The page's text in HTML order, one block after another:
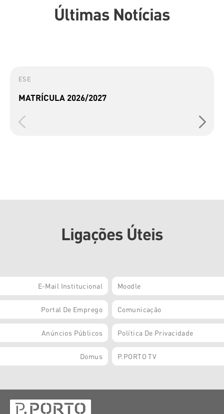
Últimas Notícias
ESE
MATRÍCULA 2026/2027
Ligações Úteis
E-Mail Institucional Moodle
Portal De Emprego Comunicação
Anúncios Públicos Política De Privacidade
Domus P.PORTO TV